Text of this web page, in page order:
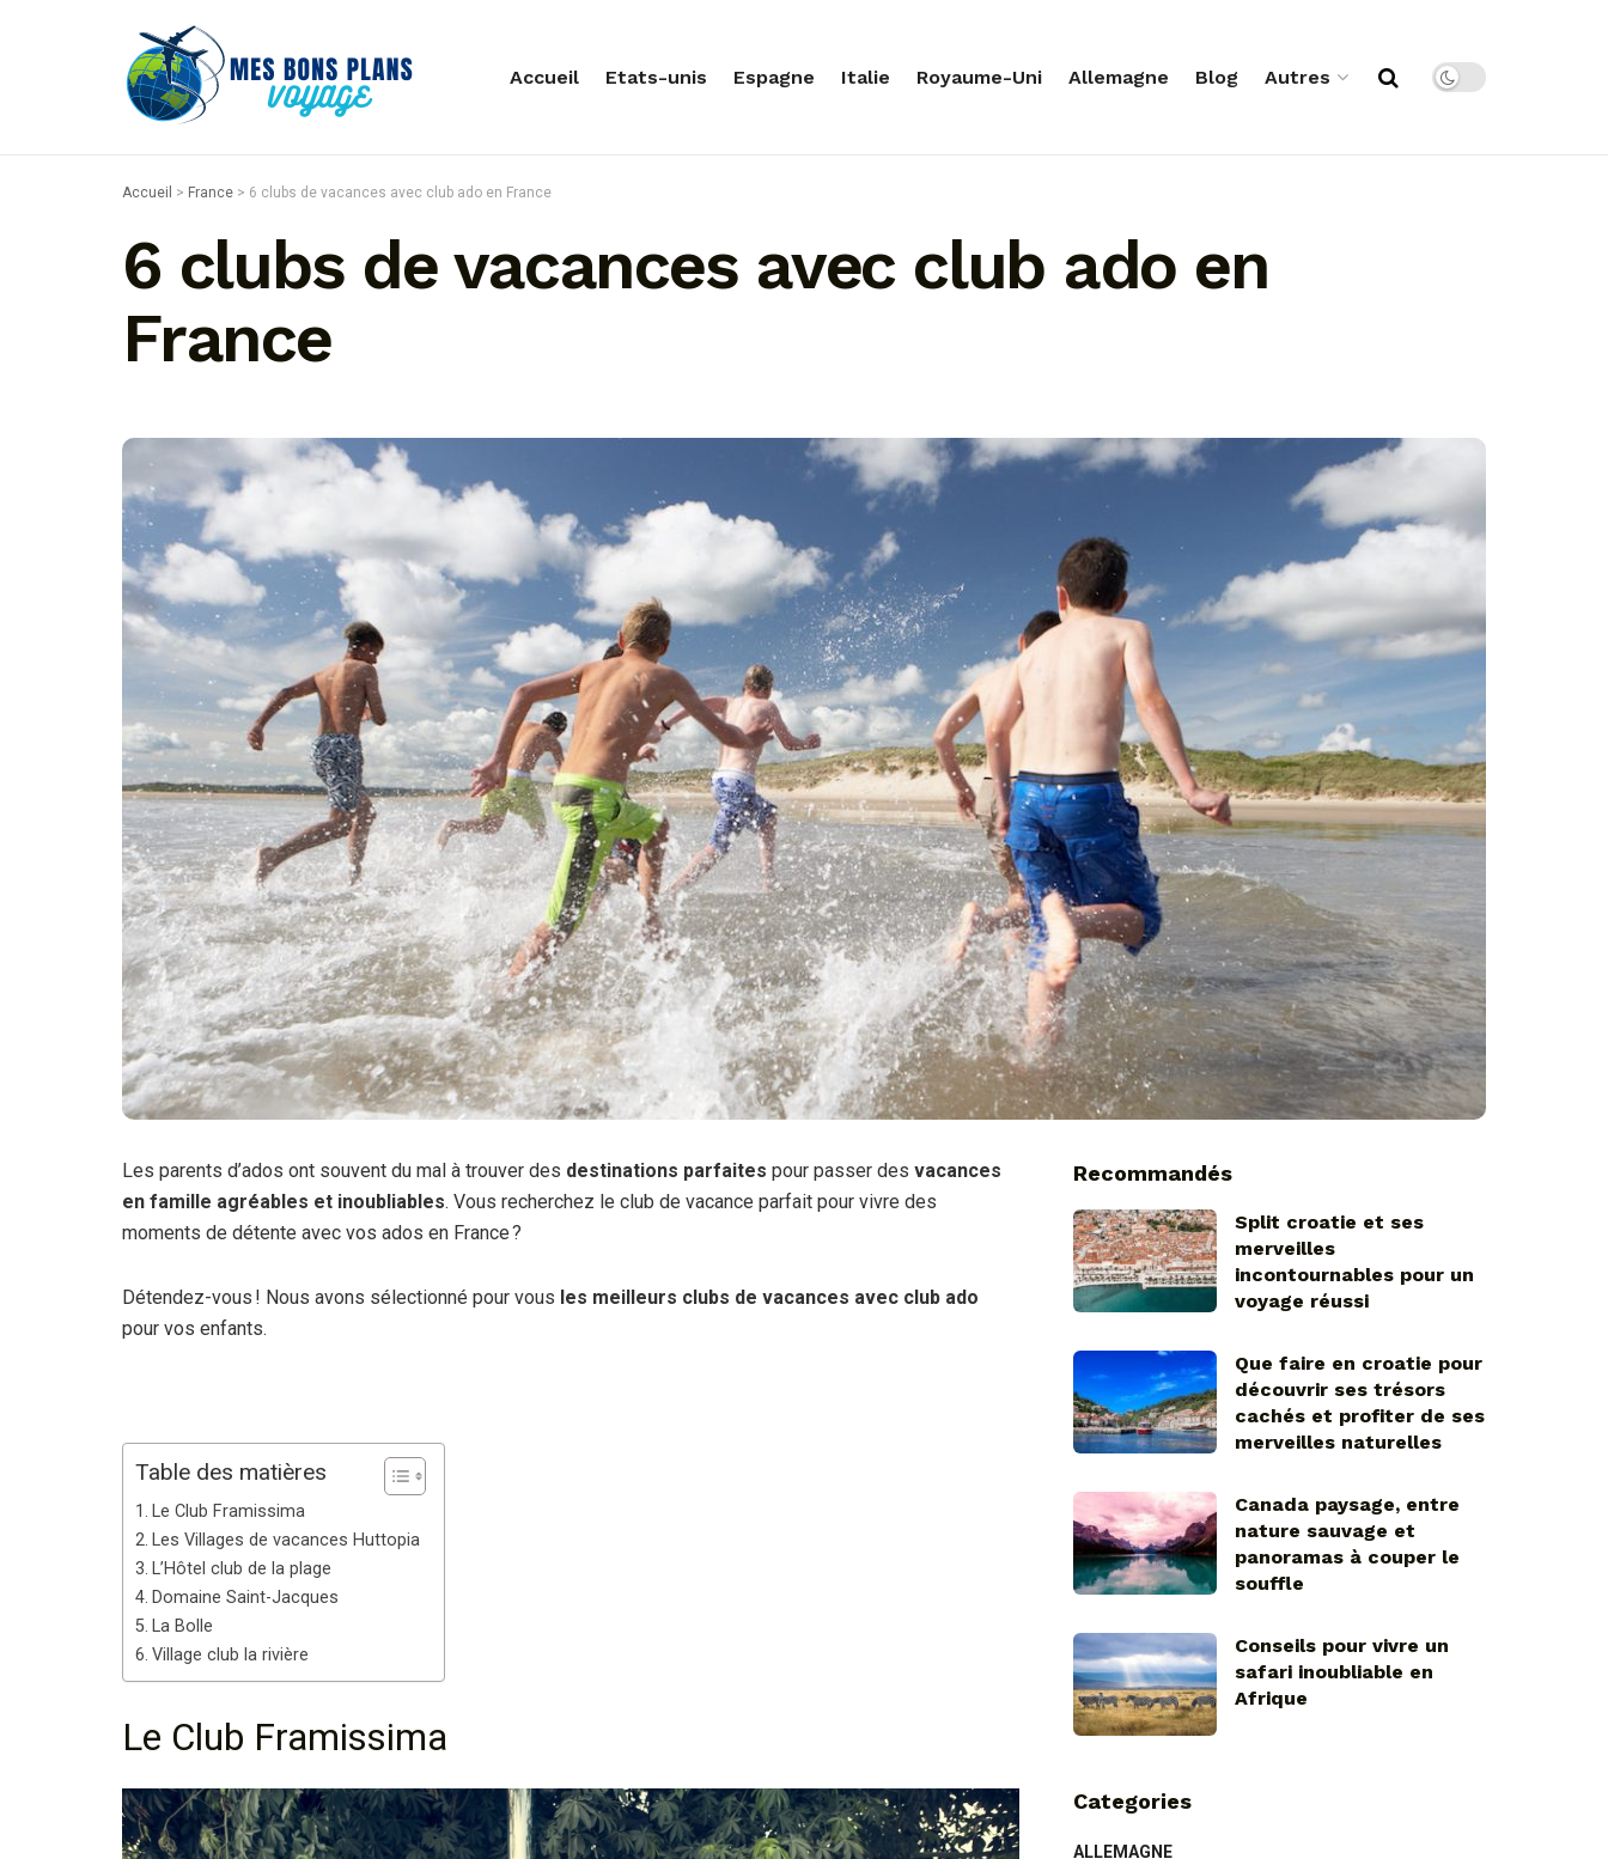
Accueil Etats-unis Espagne Italie Royaume-Uni Allemagne Blog Autres
Accueil > France > 6 clubs de vacances avec club ado en France
6 clubs de vacances avec club ado en
France
Les parents d’ados ont souvent du mal à trouver des destinations parfaites pour passer des vacances
en famille agréables et inoubliables. Vous recherchez le club de vacance parfait pour vivre des
moments de détente avec vos ados en France ?
Détendez-vous ! Nous avons sélectionné pour vous les meilleurs clubs de vacances avec club ado
pour vos enfants.
Table des matières
Le Club Framissima
Les Villages de vacances Huttopia
L’Hôtel club de la plage
Domaine Saint-Jacques
La Bolle
Village club la rivière
Le Club Framissima
Recommandés
Split croatie et ses
merveilles
incontournables pour un
voyage réussi
Que faire en croatie pour
découvrir ses trésors
cachés et profiter de ses
merveilles naturelles
Canada paysage, entre
nature sauvage et
panoramas à couper le
souffle
Conseils pour vivre un
safari inoubliable en
Afrique
Categories
ALLEMAGNE